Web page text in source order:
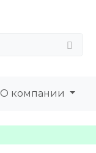
О компании